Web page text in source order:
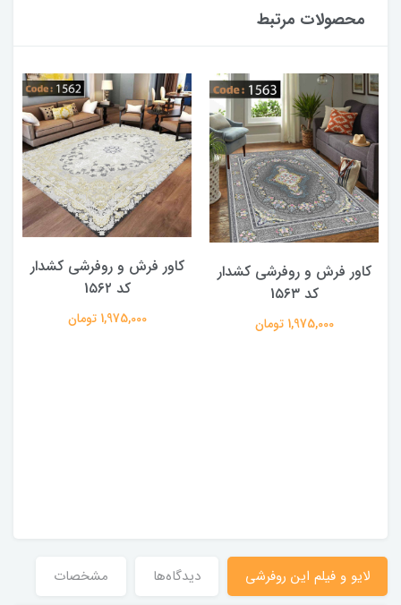
محصولات مرتبط
کاور فرش و روفرشی کشدار
کد 1۵۶۳
1,975,000 تومان
کاور فرش و روفرشی کشدار
کد 1۵۶۲
1,975,000 تومان
لایو و فیلم این روفرشی دیدگاه‌ها مشخصات